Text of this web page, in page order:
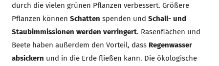
durch die vielen grünen Pflanzen verbessert. Größere
Pflanzen können Schatten spenden und Schall- und
Staubimmissionen werden verringert. Rasenflächen und
Beete haben außerdem den Vorteil, dass Regenwasser
absickern und in die Erde fließen kann. Die ökologische